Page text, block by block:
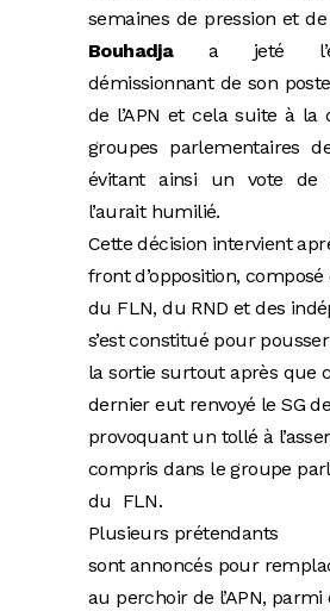
semaines de pression et
Bouhadjaa jeté
démissionnant de son
de l’APN et cela suite à la
groupes parlementaires
évitant ainsi un vote de
l’aurait humilié.
Cette décision intervient
front d’opposition,
du FLN, du RND et des
s’est constitué pour
la sortie surtout après que
dernier eut renvoyé le SG de
provoquant un tollé à
compris dans le groupe
du FLN.
Plusieurs prétendants
sont annoncés pour
au perchoir de l’APN, parmi